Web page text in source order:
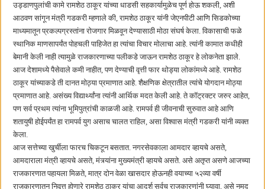
उड्डाणपुलांची कामे रामशेठ ठाकूर यांच्या धाडसी सहकार्यामुळेच पूर्ण होऊ शकली, अशी
आठवण सांगून मंत्री गडकरी म्हणाले की, रामशेठ ठाकूर यांनी जेएनपीटी आणि सिडकोच्या
माध्यमातून प्रकल्पग्रस्तांना रोजगार मिळवून देण्यासाठी मोठा संघर्ष केला. विकासाची फळे
स्थानिक माणसापर्यंत पोहचली पाहिजेत हा त्यांचा विचार मोलाचा आहे. त्यांनी कामात कधीही
बेमानी केली नाही त्यामुळे राजकारणाच्या पलीकडे जाऊन रामशेठ ठाकूर हे लोकनेता झाले.
आज देशामध्ये पैसेवाले कमी नाहीत, पण देण्याची वृत्ती फार थोड्या लोकांमध्ये आहे. रामशेठ
ठाकूर यांच्याकडे ती दानत मोठ्या प्रमाणात आहे. शैक्षणिक क्षेत्रातील त्यांचे योगदान मोठ्या
प्रमाणात आहे. असंख्य विद्यार्थ्यांना त्यांनी आर्थिक मदत केली आहे. ते कॉट्रक्टर जरुर आहेत,
पण सर्व प्रथम त्यांना भूमिपुत्रांची काळजी आहे. रामपर्व ही जीवनाची सुरुवात आहे आणि
शतायुषी होईपर्यंत हा रामपर्व युग असाच चालत राहिल, असा विश्वास मंत्री गडकरी यांनी व्यक्त
केला.
आज सत्तेच्या खुर्चीला फारच चिकटून बसतात. नगरसेवकाला आमदार व्हायचे असते,
आमदाराला मंत्री व्हायचे असते, मंत्र्यांना मुख्यमंत्री व्हायचे असते. असे अतृप्त असणे आजच्या
राजकारणात पहायला मिळते, मात्र दोन वेळा खासदार होऊनही वयाच्या ५२व्या वर्षी
राजकारणातून निवृत्त होणारे रामशेठ ठाकूर यांचा आदर्श सर्वच राजकारणांनी घ्यावा, असे नमूद